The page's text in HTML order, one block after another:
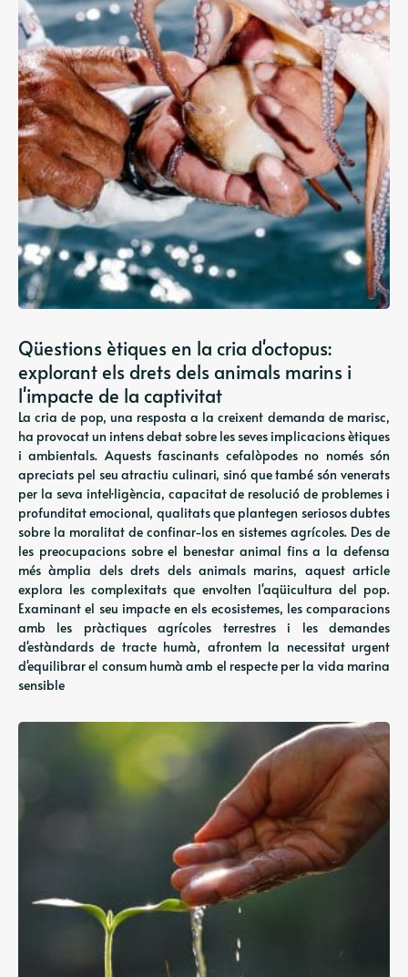
Qüestions ètiques en la cria d'octopus:
explorant els drets dels animals marins i
l'impacte de la captivitat
La cria de pop, una resposta a la creixent demanda de marisc,
ha provocat un intens debat sobre les seves implicacions ètiques
i ambientals. Aquests fascinants cefalòpodes no només són
apreciats pel seu atractiu culinari, sinó que també són venerats
per la seva intel·ligència, capacitat de resolució de problemes i
profunditat emocional, qualitats que plantegen seriosos dubtes
sobre la moralitat de confinar-los en sistemes agrícoles. Des de
les preocupacions sobre el benestar animal fins a la defensa
més àmplia dels drets dels animals marins, aquest article
explora les complexitats que envolten l'aqüicultura del pop.
Examinant el seu impacte en els ecosistemes, les comparacions
amb les pràctiques agrícoles terrestres i les demandes
d'estàndards de tracte humà, afrontem la necessitat urgent
d'equilibrar el consum humà amb el respecte per la vida marina
sensible